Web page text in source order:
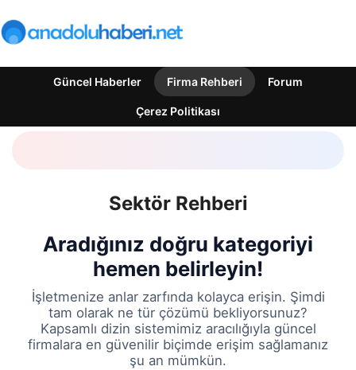
Güncel Haberler Firma Rehberi Forum
Çerez Politikası
Sektör Rehberi
Aradığınız doğru kategoriyi
hemen belirleyin!
İşletmenize anlar zarfında kolayca erişin. Şimdi
tam olarak ne tür çözümü bekliyorsunuz?
Kapsamlı dizin sistemimiz aracılığıyla güncel
firmalara en güvenilir biçimde erişim sağlamanız
şu an mümkün.